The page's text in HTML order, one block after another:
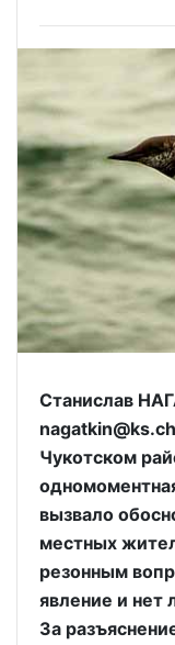
Станислав
Чукотском
вызвало
местных
резонным
явление и нет
За